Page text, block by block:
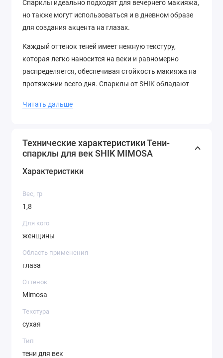
Спарклы идеально подходят для вечернего макияжа,
но также могут использоваться и в дневном образе
для создания акцента на глазах.
Каждый оттенок теней имеет нежную текстуру,
которая легко наносится на веки и равномерно
распределяется, обеспечивая стойкость макияжа на
протяжении всего дня. Спарклы от SHIK обладают
слой теней будет достаточно ярким и насыщенным.
магнитным замком, что позволяет сохранить
свежесть теней и предотвратить их рассыпание.
что делает их идеальным вариантом для путешествий
или ношения в косметичке.
Читать дальше
Технические характеристики Тени-
спарклы для век SHIK MIMOSA
Характеристики
Вес, гр
1,8
Для кого
женщины
Область применения
глаза
Оттенок
Mimosa
Текстура
сухая
Тип
тени для век